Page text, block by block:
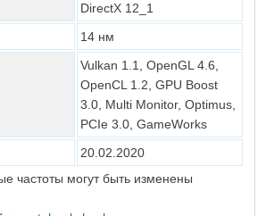
DirectX 12_1
14 нм
Vulkan 1.1, OpenGL 4.6,
OpenCL 1.2, GPU Boost
3.0, Multi Monitor, Optimus,
PCIe 3.0, GameWorks
20.02.2020
частоты могут быть изменены